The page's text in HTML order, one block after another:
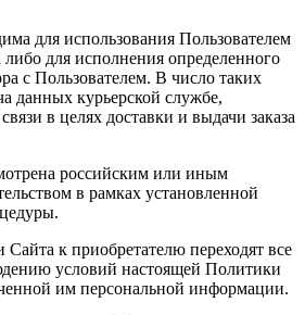
для использования Пользователем
либо для исполнения определенного
с Пользователем. В число таких
данных курьерской службе,
в целях доставки и выдачи заказа
российским или иным
в рамках установленной
к приобретателю переходят все
условий настоящей Политики
им персональной информации.